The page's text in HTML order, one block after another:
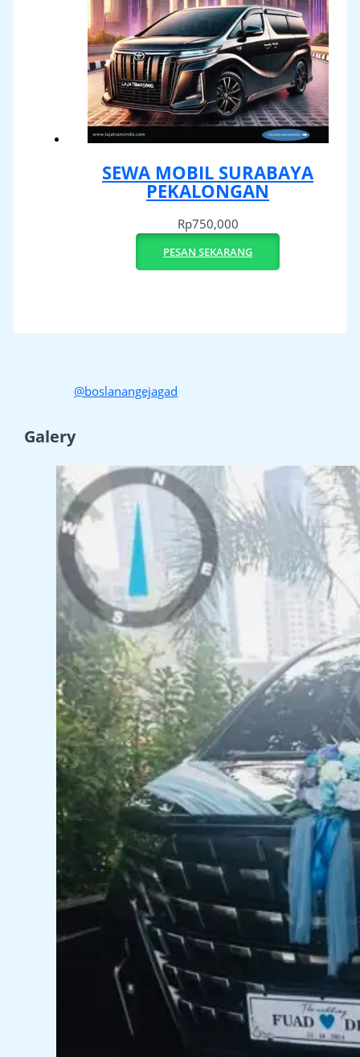
SEWA MOBIL SURABAYA
PEKALONGAN
Rp750,000
PESAN SEKARANG
@boslanangejagad
Galery